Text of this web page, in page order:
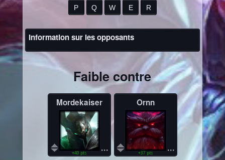
P Q W E R
Information sur les opposants
Faible contre
Mordekaiser
...
+40 pts
Ornn
...
+37 pts